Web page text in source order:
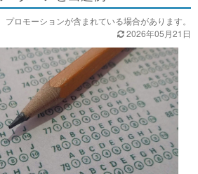
プロモーションが含まれている場合があります。
2026年05月21日